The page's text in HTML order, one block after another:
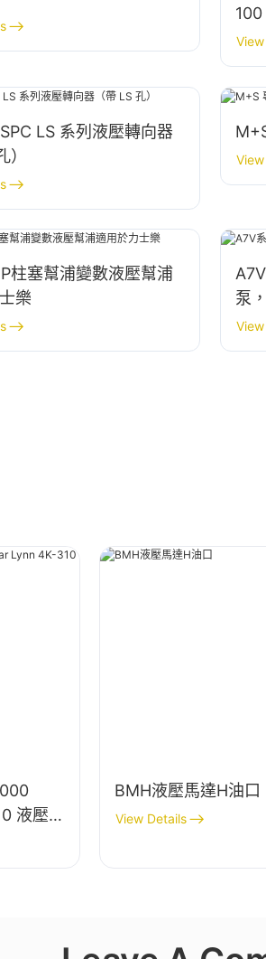
LS 系列液壓轉向器
）
柱塞幫浦變數液壓幫浦
樂
泵
液壓馬
BMH液壓馬達H油口
View Details